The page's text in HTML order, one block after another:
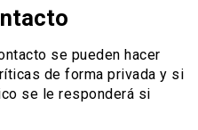
se pueden hacer
de forma privada y si
se le responderá si